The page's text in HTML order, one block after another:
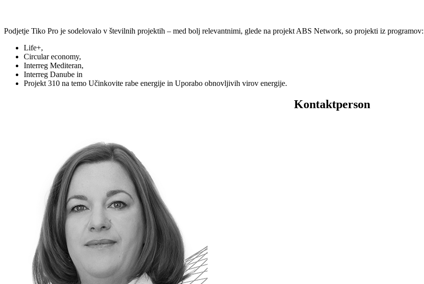
Podjetje Tiko Pro je sodelovalo v številnih projektih – med bolj relevantnimi, glede na projekt ABS Network, so projekti iz programov:
Life+,
Circular economy,
Interreg Mediteran,
Interreg Danube in
Projekt 310 na temo Učinkovite rabe energije in Uporabo obnovljivih virov energije.
Kontaktperson